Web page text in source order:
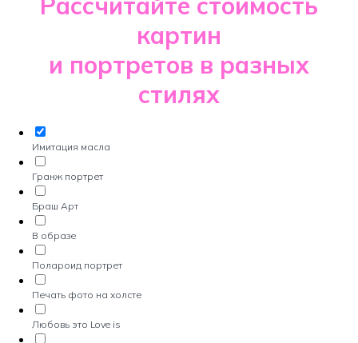
картин
и портретов в разных
стилях
Имитация масла
Гранж портрет
Браш Арт
В образе
Полароид портрет
Печать фото на холсте
Любовь это Love is